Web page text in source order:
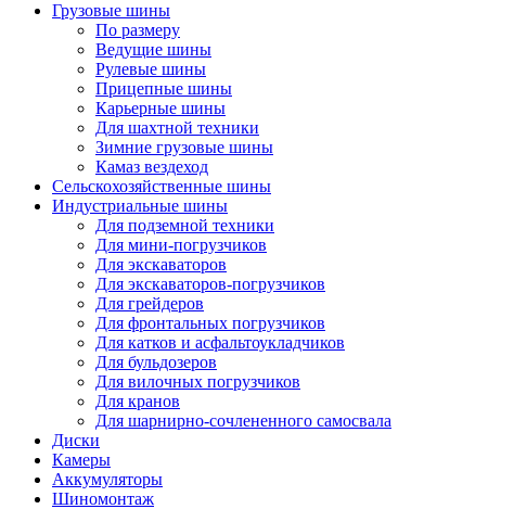
Грузовые шины
По размеру
Ведущие шины
Рулевые шины
Прицепные шины
Карьерные шины
Для шахтной техники
Зимние грузовые шины
Камаз вездеход
Сельскохозяйственные шины
Индустриальные шины
Для подземной техники
Для мини-погрузчиков
Для экскаваторов
Для экскаваторов-погрузчиков
Для грейдеров
Для фронтальных погрузчиков
Для катков и асфальтоукладчиков
Для бульдозеров
Для вилочных погрузчиков
Для кранов
Для шарнирно-сочлененного самосвала
Диски
Камеры
Аккумуляторы
Шиномонтаж